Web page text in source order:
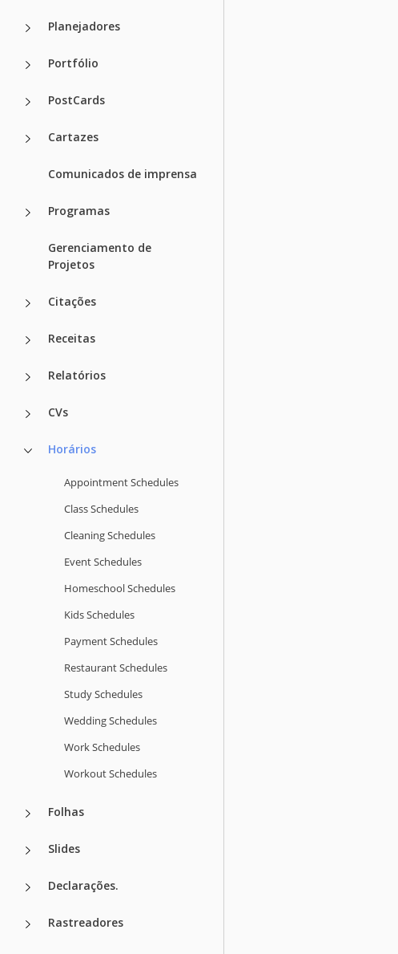
Planejadores
Portfólio
PostCards
Cartazes
Comunicados de imprensa
Programas
Gerenciamento de
Projetos
Citações
Receitas
Relatórios
CVs
Horários
Appointment Schedules
Class Schedules
Cleaning Schedules
Event Schedules
Homeschool Schedules
Kids Schedules
Payment Schedules
Restaurant Schedules
Study Schedules
Wedding Schedules
Work Schedules
Workout Schedules
Folhas
Slides
Declarações.
Rastreadores